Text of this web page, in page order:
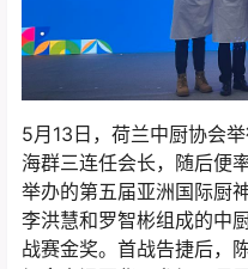
5月13日，荷兰中厨协会
海群三连任会长，随后便
举办的第五届亚洲国际厨
李洪慧和罗智彬组成的中
战赛金奖。首战告捷后，